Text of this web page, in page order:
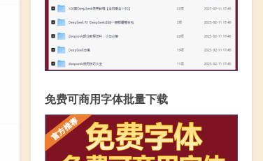
免费可商用字体批量下载